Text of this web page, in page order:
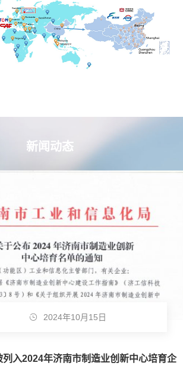
新闻动态
2024年10月15日
2024年济南市制造业创新中心培育企